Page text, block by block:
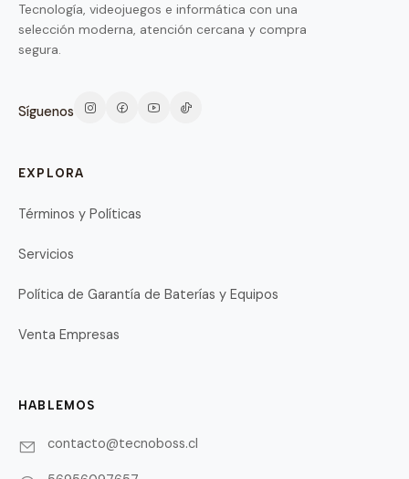
Tecnología, videojuegos e informática con una
selección moderna, atención cercana y compra
segura.
Síguenos
EXPLORA
Términos y Políticas
Servicios
Política de Garantía de Baterías y Equipos
Venta Empresas
HABLEMOS
contacto@tecnoboss.cl